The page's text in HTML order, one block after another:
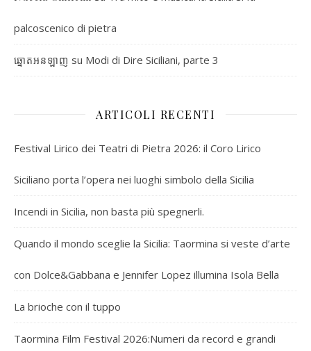
palcoscenico di pietra
ឆ្នោតអនឡាញ su Modi di Dire Siciliani, parte 3
ARTICOLI RECENTI
Festival Lirico dei Teatri di Pietra 2026: il Coro Lirico
Siciliano porta l’opera nei luoghi simbolo della Sicilia
Incendi in Sicilia, non basta più spegnerli.
Quando il mondo sceglie la Sicilia: Taormina si veste d’arte
con Dolce&Gabbana e Jennifer Lopez illumina Isola Bella
La brioche con il tuppo
Taormina Film Festival 2026:Numeri da record e grandi